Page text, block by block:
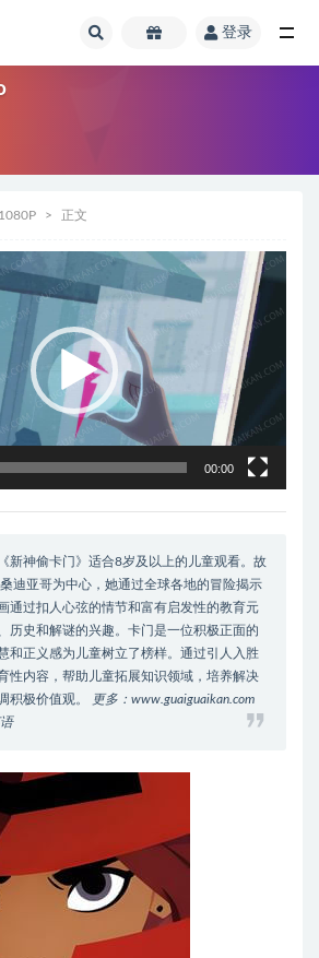
登录
1080P 正文
00:00
新神偷卡门》适合8岁及以上的儿童观看。故
迪亚哥为中心，她通过全球各地的冒险揭示
通过扣人心弦的情节和富有启发性的教育元
历史和解谜的兴趣。卡门是一位积极正面的
和正义感为儿童树立了榜样。通过引人入胜
性内容，帮助儿童拓展知识领域，培养解决
积极价值观。
更多：www.guaiguaikan.com